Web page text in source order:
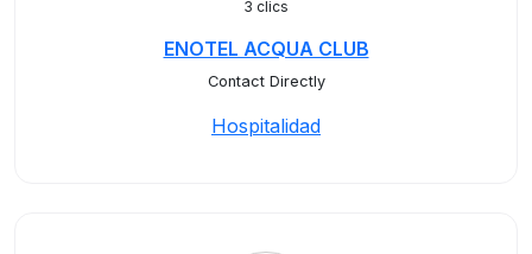
3 clics
ENOTEL ACQUA CLUB
Contact Directly
Hospitalidad